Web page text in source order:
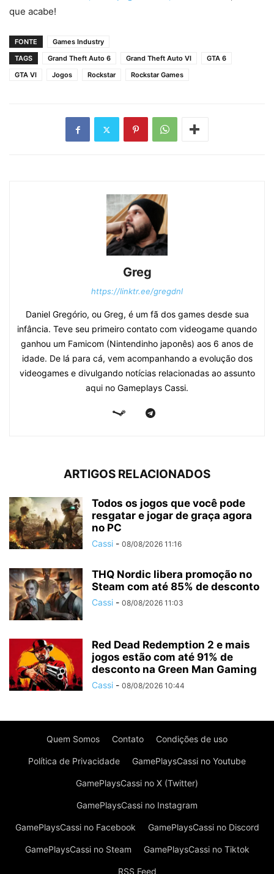
que acabe!
FONTE
Games Industry
TAGS
Grand Theft Auto 6 Grand Theft Auto VI
GTA 6
GTA VI
Jogos Rockstar Rockstar Games
Greg
https://linktr.ee/gregdnl
Daniel Gregório, ou Greg, é um fã dos games desde sua
infância. Teve seu primeiro contato com videogame quando
ganhou um Famicom (Nintendinho japonês) aos 6 anos de
idade. De lá para cá, vem acompanhando a evolução dos
videogames e divulgando notícias relacionadas ao assunto
aqui no Gameplays Cassi.
ARTIGOS RELACIONADOS
Todos os jogos que você pode
resgatar e jogar de graça agora
no PC
Cassi - 08/08/2026 11:16
THQ Nordic libera promoção no
Steam com até 85% de desconto
Cassi - 08/08/2026 11:03
Red Dead Redemption 2 e mais
jogos estão com até 91% de
desconto na Green Man Gaming
Cassi - 08/08/2026 10:44
Quem Somos Contato Condições de uso
Política de Privacidade GamePlaysCassi no Youtube
GamePlaysCassi no X (Twitter)
GamePlaysCassi no Instagram
GamePlaysCassi no Facebook GamePlaysCassi no Discord
GamePlaysCassi no Steam GamePlaysCassi no Tiktok
RSS Feed